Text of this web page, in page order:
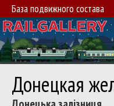
База подвижного состава
Донецкая